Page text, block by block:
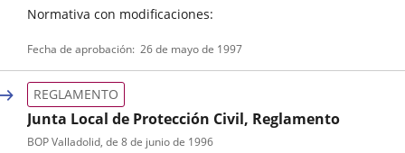
Normativa con modificaciones:
de
normativa
boletin
Fecha de aprobación 26 de mayo de 1997
Junta Local de Protección Civil, Reglamento
REGLAMENTO
BOP Valladolid, de 8 de junio de 1996